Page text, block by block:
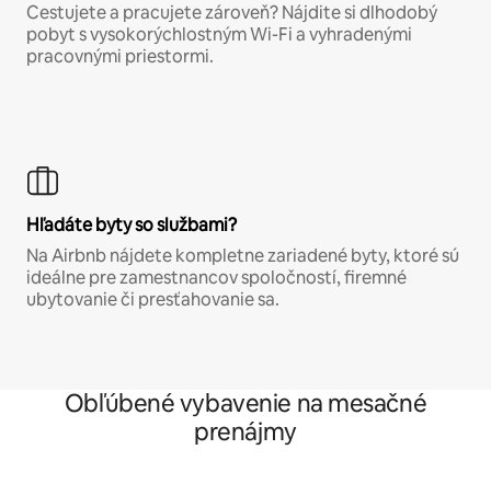
Cestujete a pracujete zároveň? Nájdite si dlhodobý
pobyt s vysokorýchlostným Wi-Fi a vyhradenými
pracovnými priestormi.
Hľadáte byty so službami?
Na Airbnb nájdete kompletne zariadené byty, ktoré sú
ideálne pre zamestnancov spoločností, firemné
ubytovanie či presťahovanie sa.
Obľúbené vybavenie na mesačné
prenájmy